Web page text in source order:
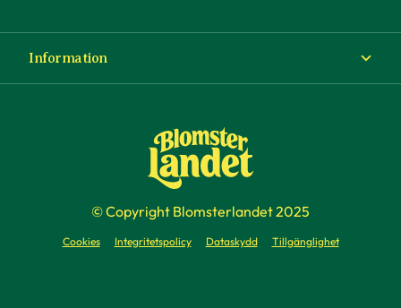
Information
Köp- och leveransvillkor
Företag
© Copyright Blomsterlandet 2025
Cookies Integritetspolicy Dataskydd Tillgänglighet